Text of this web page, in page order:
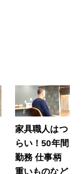
家具職人はつ
らい！50年間
勤務 仕事柄
重いものなど